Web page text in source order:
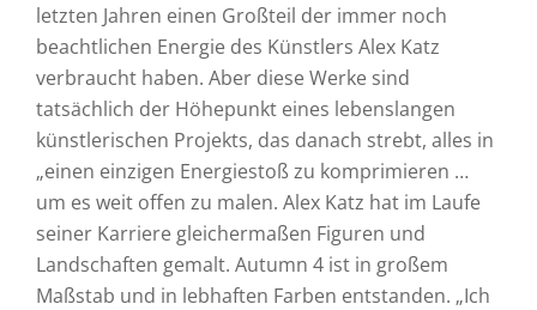
letzten Jahren einen Großteil der immer noch
beachtlichen Energie des Künstlers Alex Katz
verbraucht haben. Aber diese Werke sind
tatsächlich der Höhepunkt eines lebenslangen
künstlerischen Projekts, das danach strebt, alles in
„einen einzigen Energiestoß zu komprimieren …
um es weit offen zu malen. Alex Katz hat im Laufe
seiner Karriere gleichermaßen Figuren und
Landschaften gemalt. Autumn 4 ist in großem
Maßstab und in lebhaften Farben entstanden. „Ich